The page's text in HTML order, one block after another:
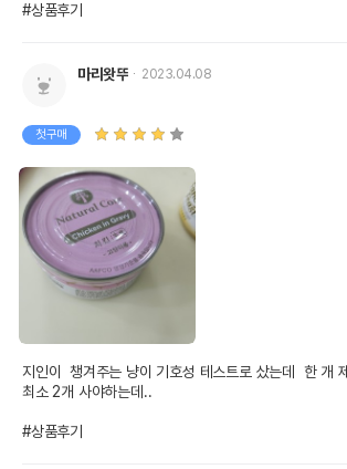
#상품후기
마리왓뚜 2023.04.08
첫구매
지인이  챙겨주는 냥이 기호성 테스트로 샀는데  한 개
최소 2개 사야하는데..
#상품후기